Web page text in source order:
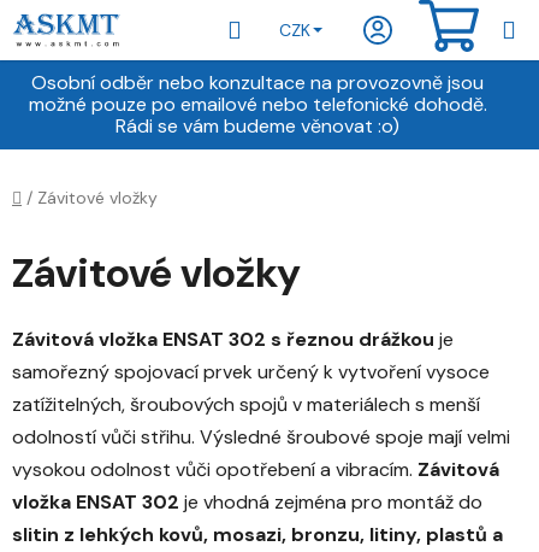
Přejít
na
obsah
Osobní odběr nebo konzultace na provozovně jsou
možné pouze po emailové nebo telefonické dohodě.
Rádi se vám budeme věnovat :o)
Hledat
CZK
Domů
/ Závitové vložky
Závitové vložky
Závitová vložka ENSAT 302 s řeznou drážkou je
samořezný spojovací prvek určený k vytvoření vysoce
zatížitelných, šroubových spojů v materiálech s menší
odolností vůči střihu. Výsledné šroubové spoje mají velmi
vysokou odolnost vůči opotřebení a vibracím. Závitová
vložka ENSAT 302 je vhodná zejména pro montáž do
slitin z lehkých kovů, mosazi, bronzu, litiny, plastů a